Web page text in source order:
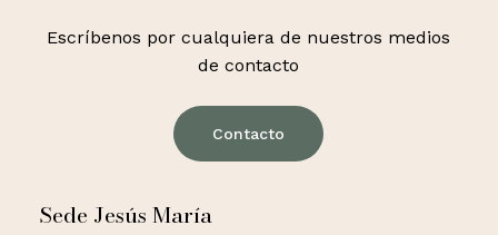
Escríbenos por cualquiera de nuestros medios
de contacto
Contacto
Sede Jesús María